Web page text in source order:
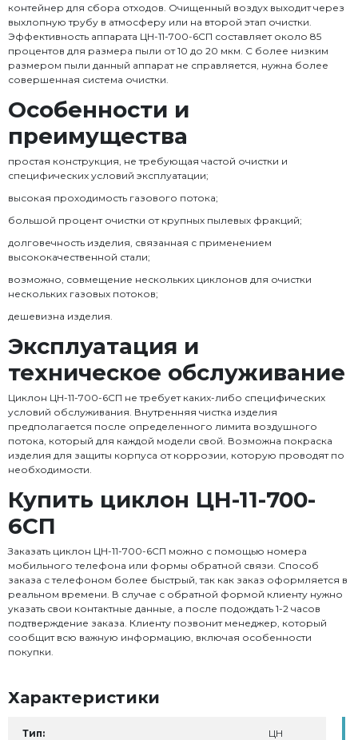
контейнер для сбора отходов. Очищенный воздух выходит через
выхлопную трубу в атмосферу или на второй этап очистки.
Эффективность аппарата ЦН-11-700-6СП составляет около 85
процентов для размера пыли от 10 до 20 мкм. С более низким
размером пыли данный аппарат не справляется, нужна более
совершенная система очистки.
Особенности и
преимущества
простая конструкция, не требующая частой очистки и
специфических условий эксплуатации;
высокая проходимость газового потока;
большой процент очистки от крупных пылевых фракций;
долговечность изделия, связанная с применением
высококачественной стали;
возможно, совмещение нескольких циклонов для очистки
нескольких газовых потоков;
дешевизна изделия.
Эксплуатация и
техническое обслуживание
Циклон ЦН-11-700-6СП не требует каких-либо специфических
условий обслуживания. Внутренняя чистка изделия
предполагается после определенного лимита воздушного
потока, который для каждой модели свой. Возможна покраска
изделия для защиты корпуса от коррозии, которую проводят по
необходимости.
Купить циклон ЦН-11-700-
6СП
Заказать циклон ЦН-11-700-6СП можно с помощью номера
мобильного телефона или формы обратной связи. Способ
заказа с телефоном более быстрый, так как заказ оформляется в
реальном времени. В случае с обратной формой клиенту нужно
указать свои контактные данные, а после подождать 1-2 часов
подтверждение заказа. Клиенту позвонит менеджер, который
сообщит всю важную информацию, включая особенности
покупки.
Характеристики
Тип: ЦН